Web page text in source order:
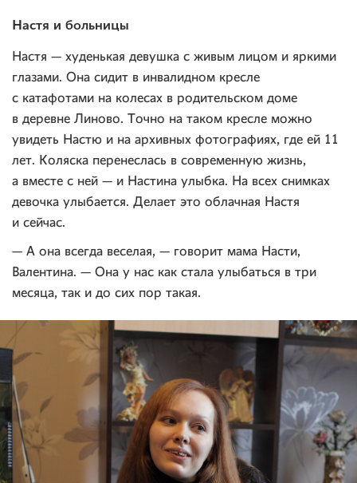
Настя и больницы
Настя — худенькая девушка с живым лицом и яркими
глазами. Она сидит в инвалидном кресле
с катафотами на колесах в родительском доме
в деревне Линово. Точно на таком кресле можно
увидеть Настю и на архивных фотографиях, где ей 11
лет. Коляска перенеслась в современную жизнь,
а вместе с ней — и Настина улыбка. На всех снимках
девочка улыбается. Делает это облачная Настя
и сейчас.
— А она всегда веселая, — говорит мама Насти,
Валентина. — Она у нас как стала улыбаться в три
месяца, так и до сих пор такая.